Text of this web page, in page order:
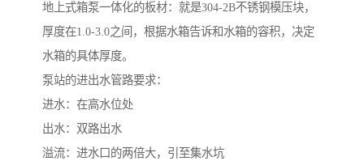
地上式箱泵一体化的板材：就是304-2B不锈钢模压块，
厚度在1.0-3.0之间，根据水箱告诉和水箱的容积，决定
水箱的具体厚度。
泵站的进出水管路要求：
进水：在高水位处
出水：双路出水
溢流：进水口的两倍大，引至集水坑